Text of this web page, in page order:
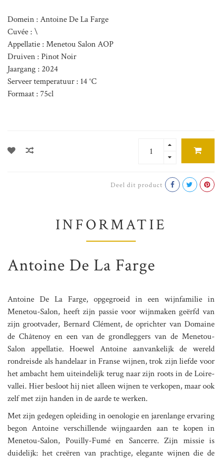
Domein : Antoine De La Farge
Cuvée : \
Appellatie : Menetou Salon AOP
Druiven : Pinot Noir
Jaargang : 2024
Serveer temperatuur : 14 °C
Formaat : 75cl
Deel dit product
INFORMATIE
Antoine De La Farge
Antoine De La Farge, opgegroeid in een wijnfamilie in
Menetou-Salon, heeft zijn passie voor wijnmaken geërfd van
zijn grootvader, Bernard Clément, de oprichter van Domaine
de Châtenoy en een van de grondleggers van de Menetou-
Salon appellatie. Hoewel Antoine aanvankelijk de wereld
rondreisde als handelaar in Franse wijnen, trok zijn liefde voor
het ambacht hem uiteindelijk terug naar zijn roots in de Loire-
vallei. Hier besloot hij niet alleen wijnen te verkopen, maar ook
zelf met zijn handen in de aarde te werken.
Met zijn gedegen opleiding in oenologie en jarenlange ervaring
begon Antoine verschillende wijngaarden aan te kopen in
Menetou-Salon, Pouilly-Fumé en Sancerre. Zijn missie is
duidelijk: het creëren van prachtige, elegante wijnen die de